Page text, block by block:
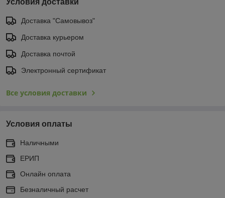
Доставка "Самовывоз"
Доставка курьером
Доставка почтой
Электронный сертификат
Все условия доставки
Условия оплаты
Наличными
ЕРИП
Онлайн оплата
Безналичный расчет